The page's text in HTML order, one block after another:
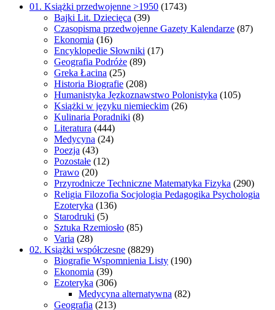
01. Książki przedwojenne >1950 (1743)
Bajki Lit. Dziecięca (39)
Czasopisma przedwojenne Gazety Kalendarze (87)
Ekonomia (16)
Encyklopedie Słowniki (17)
Geografia Podróże (89)
Greka Łacina (25)
Historia Biografie (208)
Humanistyka Jęzkoznawstwo Polonistyka (105)
Książki w języku niemieckim (26)
Kulinaria Poradniki (8)
Literatura (444)
Medycyna (24)
Poezja (43)
Pozostałe (12)
Prawo (20)
Przyrodnicze Techniczne Matematyka Fizyka (290)
Religia Filozofia Socjologia Pedagogika Psychologia
Ezoteryka (136)
Starodruki (5)
Sztuka Rzemiosło (85)
Varia (28)
02. Książki współczesne (8829)
Biografie Wspomnienia Listy (190)
Ekonomia (39)
Ezoteryka (306)
Medycyna alternatywna (82)
Geografia (213)